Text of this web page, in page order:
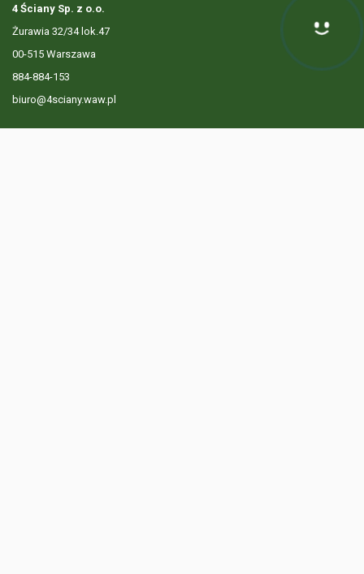
4 Ściany Sp. z o.o.
Żurawia 32/34 lok.47
00-515 Warszawa
884-884-153
biuro@4sciany.waw.pl